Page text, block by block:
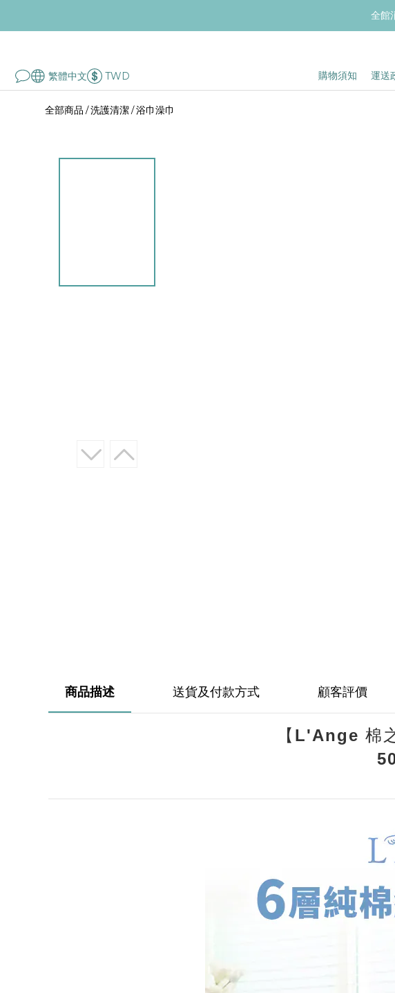
全館
繁體中文 TWD 購物須知 運送
全部商品 /洗護清潔/浴巾澡巾
商品描述 送貨及付款方式 顧客評價
【L'Ange 棉